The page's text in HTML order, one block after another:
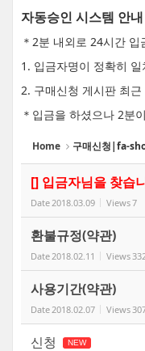
자동승인 시스템 안내
＊2분 내외로 24시간
1. 입금자명이 정확히
2. 구매신청 게시판 최
＊입금을 하셨으나 2분
Home 구매신청|fa-
[] 입금자님을 찾습
Date 2018.03.09 Views7
환불규정(약관)
Date 2018.02.11 Views
사용기간(약관)
Date 2018.02.07 Views
신청 NEW